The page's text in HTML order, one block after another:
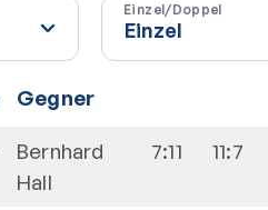
Einzel/Doppel
Gegner
Bernhard
Hall
7:11 11:7